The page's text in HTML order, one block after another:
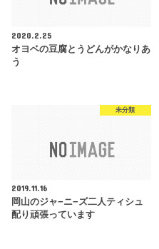
2020.2.25
オヨベの豆腐とうどんがかなりあ
う
未分類
2019.11.16
岡山のジャ−ニ−ズ二人ティシュ
配り頑張っています